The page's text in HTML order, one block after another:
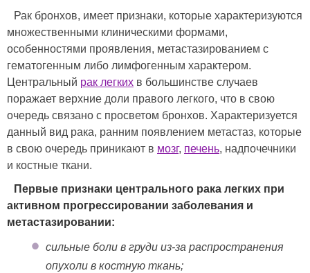
Рак бронхов, имеет признаки, которые характеризуются
множественными клиническими формами,
особенностями проявления, метастазированием с
гематогенным либо лимфогенным характером.
Центральный рак легких в большинстве случаев
поражает верхние доли правого легкого, что в свою
очередь связано с просветом бронхов. Характеризуется
данный вид рака, ранним появлением метастаз, которые
в свою очередь приникают в мозг, печень, надпочечники
и костные ткани.
Первые признаки центрального рака легких при
активном прогрессировании заболевания и
метастазировании:
сильные боли в груди из-за распространения
опухоли в костную ткань;